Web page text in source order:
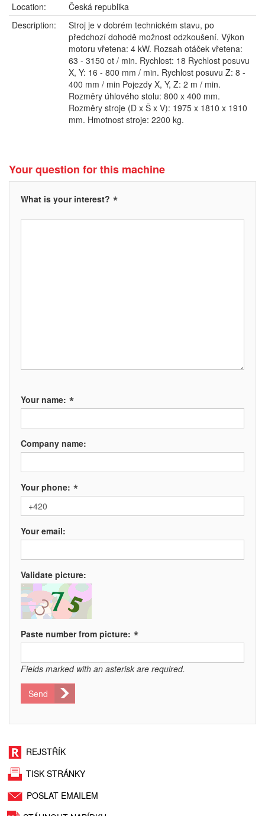
Location:
Česká republika
Description:
Stroj je v dobrém technickém stavu, po
předchozí dohodě možnost odzkoušení. Výkon
motoru vřetena: 4 kW. Rozsah otáček vřetena:
63 - 3150 ot / min. Rychlost: 18 Rychlost posuvu
X, Y: 16 - 800 mm / min. Rychlost posuvu Z: 8 -
400 mm / min Pojezdy X, Y, Z: 2 m / min.
Rozměry úhlového stolu: 800 x 400 mm.
Rozměry stroje (D x Š x V): 1975 x 1810 x 1910
mm. Hmotnost stroje: 2200 kg.
Your question for this machine
What is your interest? *
Your name: *
Company name:
Your phone: *
Your email:
Validate picture:
Paste number from picture: *
Fields marked with an asterisk are required.
Send
REJSTŘÍK
TISK STRÁNKY
POSLAT EMAILEM